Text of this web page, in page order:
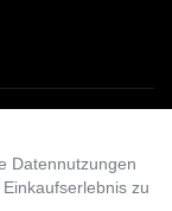
Datennutzungen
zu